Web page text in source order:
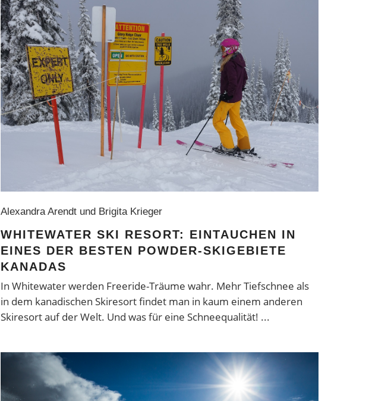
Alexandra Arendt und Brigita Krieger
WHITEWATER SKI RESORT: EINTAUCHEN IN
EINES DER BESTEN POWDER-SKIGEBIETE
KANADAS
In Whitewater werden Freeride-Träume wahr. Mehr Tiefschnee als
in dem kanadischen Skiresort findet man in kaum einem anderen
Skiresort auf der Welt. Und was für eine Schneequalität!